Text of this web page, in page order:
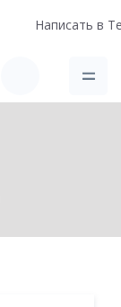
Написать в